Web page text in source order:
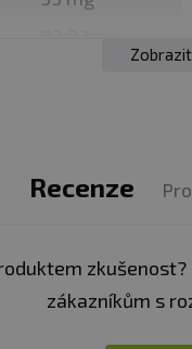
Recenze
zákazníkům s